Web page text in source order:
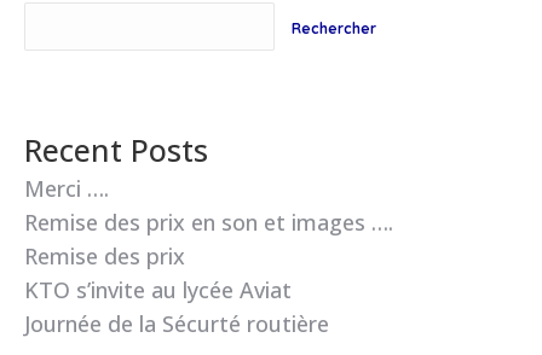
Rechercher
Recent Posts
Merci ….
Remise des prix en son et images ….
Remise des prix
KTO s’invite au lycée Aviat
Journée de la Sécurté routière